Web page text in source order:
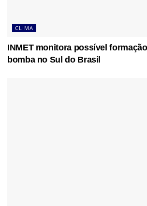
CLIMA
INMET monitora possível
bomba no Sul do Brasil